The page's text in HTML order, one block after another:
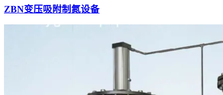
ZBN变压吸附制氮设备